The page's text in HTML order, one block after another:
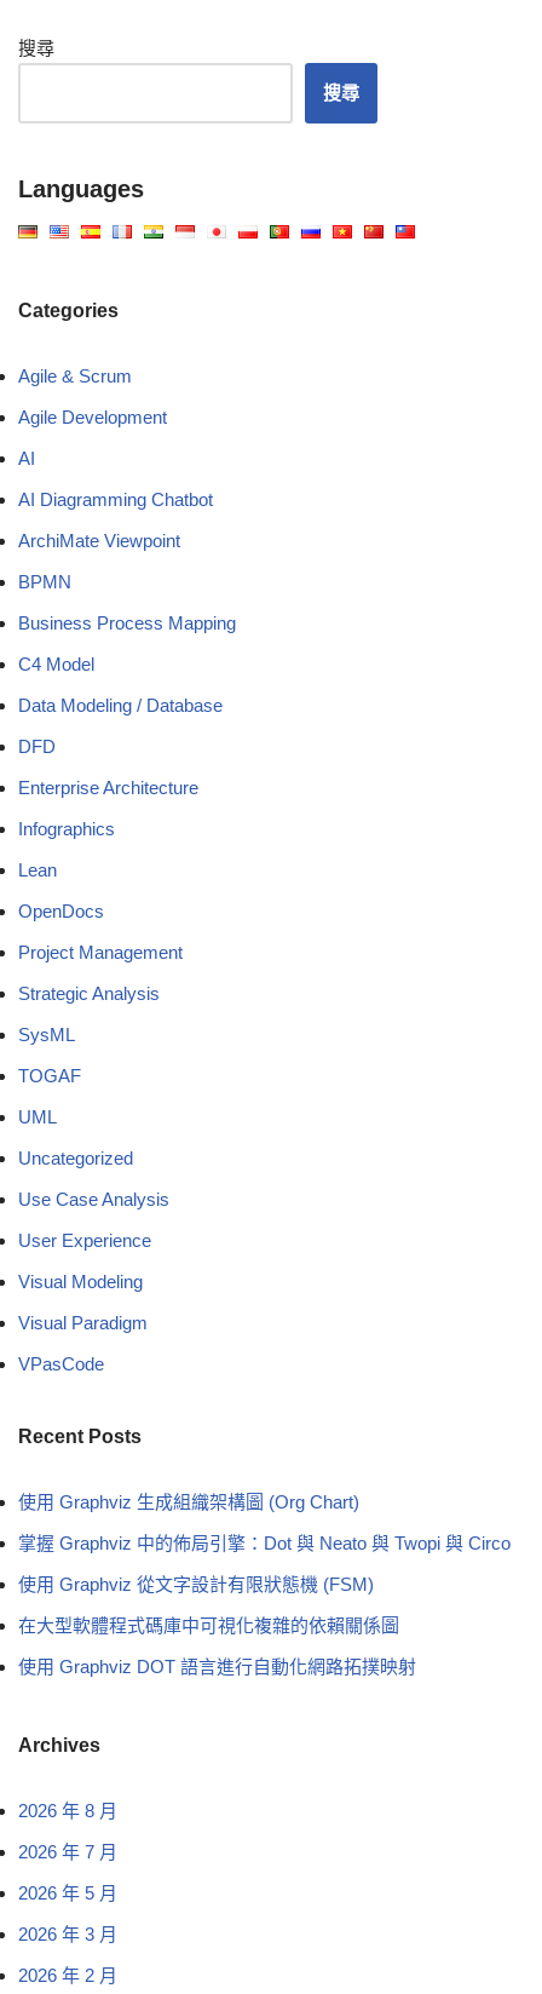
搜尋
搜尋
Languages
Categories
Agile & Scrum
Agile Development
AI
AI Diagramming Chatbot
ArchiMate Viewpoint
BPMN
Business Process Mapping
C4 Model
Data Modeling / Database
DFD
Enterprise Architecture
Infographics
Lean
OpenDocs
Project Management
Strategic Analysis
SysML
TOGAF
UML
Uncategorized
Use Case Analysis
User Experience
Visual Modeling
Visual Paradigm
VPasCode
Recent Posts
使用 Graphviz 生成組織架構圖 (Org Chart)
掌握 Graphviz 中的佈局引擎：Dot 與 Neato 與 Twopi 與 Circo
使用 Graphviz 從文字設計有限狀態機 (FSM)
在大型軟體程式碼庫中可視化複雜的依賴關係圖
使用 Graphviz DOT 語言進行自動化網路拓撲映射
Archives
2026 年 8 月
2026 年 7 月
2026 年 5 月
2026 年 3 月
2026 年 2 月